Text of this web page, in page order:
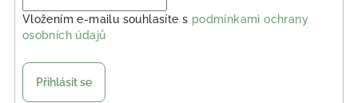
Vložením e-mailu souhlasíte s podmínkami ochrany
osobních údajů
Přihlásit se